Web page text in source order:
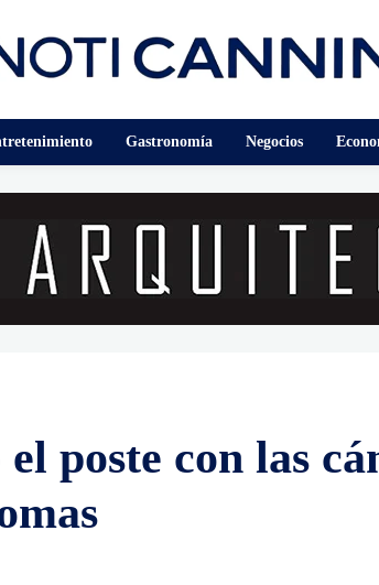
Gastronomía Negocios
poste con las